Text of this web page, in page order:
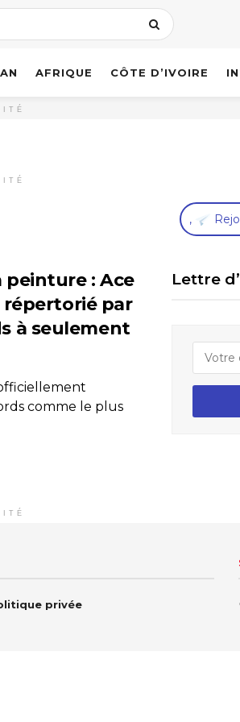
AFRIQUE CÔTE D’IVOIRE
peinture : Ace
répertorié par
à seulement
comme le plus
,
Lettre
privée